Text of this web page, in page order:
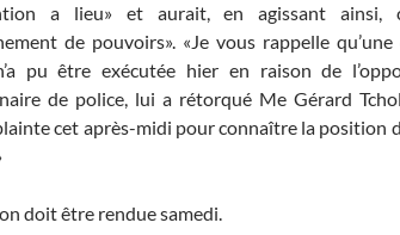
a lieu» et aurait, en agissant ainsi,
de pouvoirs». «Je vous rappelle
pu être exécutée hier en raison de
de police, lui a rétorqué Me Gérard
cet après-midi pour connaître la position
doit être rendue samedi.